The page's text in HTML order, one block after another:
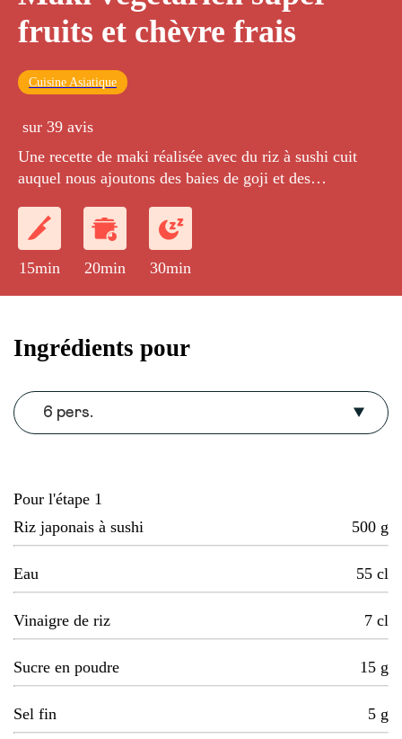
fruits et chèvre frais
Cuisine Asiatique
sur 39 avis
Une recette de maki réalisée avec du riz à sushi cuit
auquel nous ajoutons des baies de goji et des
15min 20min 30min
Ingrédients pour
6 pers.
Pour l'étape 1
Riz japonais à sushi
500 g
Eau 55 cl
Vinaigre de riz 7 cl
Sucre en poudre 15 g
Sel fin 5 g